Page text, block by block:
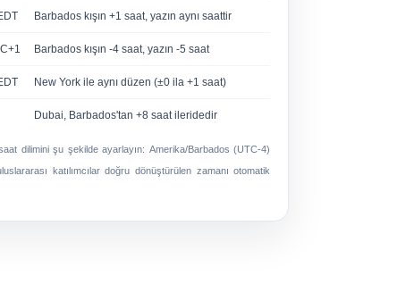
Barbados kışın +1 saat, yazın aynı saattir
Barbados kışın -4 saat, yazın -5 saat
New York ile aynı düzen (±0 ila +1 saat)
Dubai, Barbados'tan +8 saat ileridedir
dilimini şu şekilde ayarlayın: Amerika/Barbados (UTC-4)
katılımcılar doğru dönüştürülen zamanı otomatik